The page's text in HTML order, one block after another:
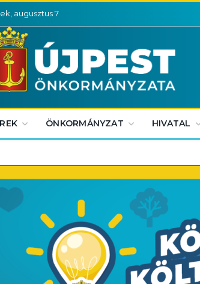
megnyitása
augusztus 7
ÖNKORMÁNYZAT HIVATAL